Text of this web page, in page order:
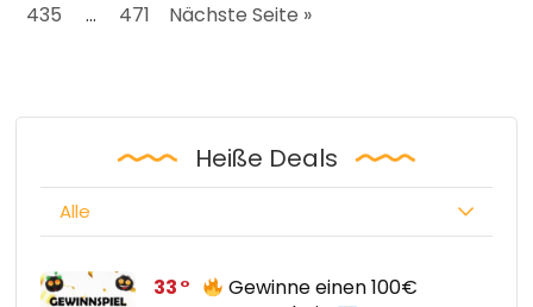
435
… 471 Nächste Seite »
Heiße Deals
Alle
33
Gewinne einen 100€